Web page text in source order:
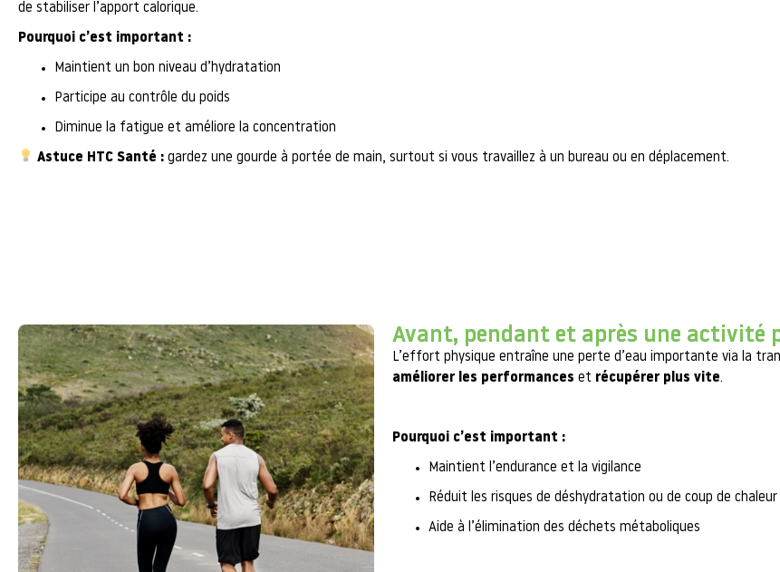
de stabiliser l’apport calorique.
Pourquoi c’est important :
Maintient un bon niveau d’hydratation
Participe au contrôle du poids
Diminue la fatigue et améliore la concentration
Astuce HTC Santé : gardez une gourde à portée de main, surtout si vous travaillez à un bureau ou en déplacement.
Avant, pendant et après une activité
L’effort physique entraîne une perte d’eau importante via la
améliorer les performances et récupérer plus vite.
Pourquoi c’est important :
Maintient l’endurance et la vigilance
Réduit les risques de déshydratation ou de coup de chaleur
Aide à l’élimination des déchets métaboliques